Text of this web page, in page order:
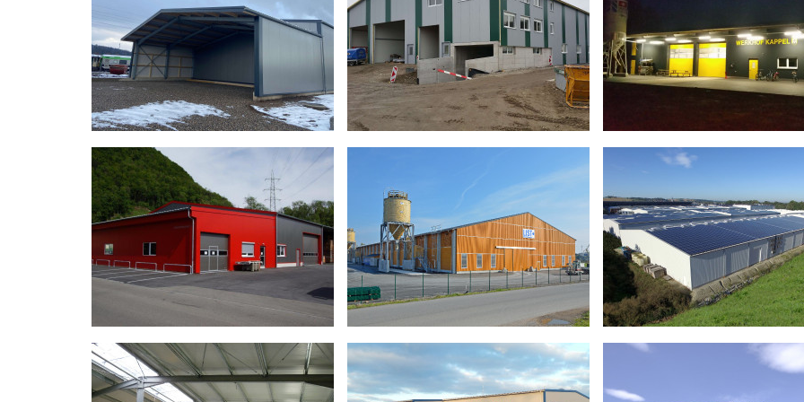
System gebaut?
Leistungsverhältnis
Bauherr
Schauli AG
Verwendung
Neubau Werkhof
Konstruktion
Stahlbau
Grösse
-
Berater
Christoph Uhr
Bauzeit
Winter 2019 / Frühling 2020
Fertigstellung
Voraussichtlich Frühling 2020
Bauherr
Lerch Roland
Verwendung
Lagerhalle
Konstruktion
Stahlbau mit Sandwich
Grösse
21.00 m x 12.00 m
Berater
Christoph Uhr
Bauzeit
2 Monate
Fertigstellung
Sommer 2020
Komplette Leistung mit
Planung und Hallenbau
Bauherr
Verwendung
Konstruktion
Grösse
42.00 m
Franz
Oldtimerhalle mit Carport
Bauherr
DLM-Vintage Cars
Verwendung
Oldtimerhalle mit Carport
Konstruktion
Holz-, Stahlrahmen
Grösse
28.00 m x 15.00 m
Berater
Christoph Uhr
Oktober 2023 - November 2023
Fertigstellung
Winter 2023
Bauherr
Rennhard GmbH
Verwendung
Einstellhalle mit Büro
Konstruktion
Stahl / Leimholz
Größe
30.00 m x 26.25 m
Berater
Peter Zaugg
Bauzeit
Herbst 2015
Fertigstellung
Frühling 2016
Warum haben Sie
super Preis-Leistung
Bauherr
Verwendung
Werkhof
Garderoben
Konstruktion
Stahl /
Grösse
32.50 m x
Berater
Peter Zaugg
Bauzeit
Herbst 2015
Frühling
Lagerhalle Lagerhalle